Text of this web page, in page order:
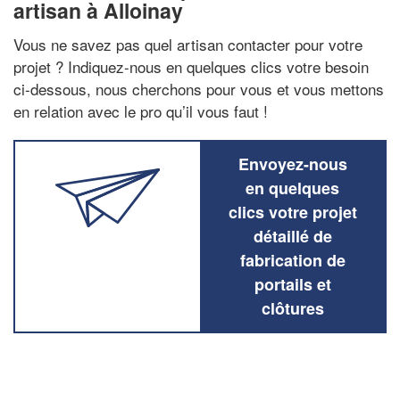
artisan à Alloinay
Vous ne savez pas quel artisan contacter pour votre
projet ? Indiquez-nous en quelques clics votre besoin
ci-dessous, nous cherchons pour vous et vous mettons
en relation avec le pro qu’il vous faut !
Envoyez-nous
en quelques
clics votre projet
détaillé de
fabrication de
portails et
clôtures